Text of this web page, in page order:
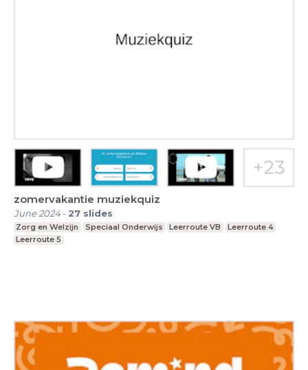
zomervakantie muziekquiz
June 2024- 27 slides
Zorg en Welzijn Speciaal Onderwijs Leerroute VB
Leerroute 4
Leerroute 5